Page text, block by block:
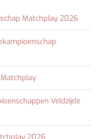
Matchplay 2026
Veldzijde